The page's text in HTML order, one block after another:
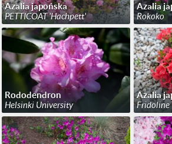
Azalia japońska
PETTICOAT 'Hachpett'
Azalia
Rokoko
Rododendron
Helsinki University
Azalia
Fridoline